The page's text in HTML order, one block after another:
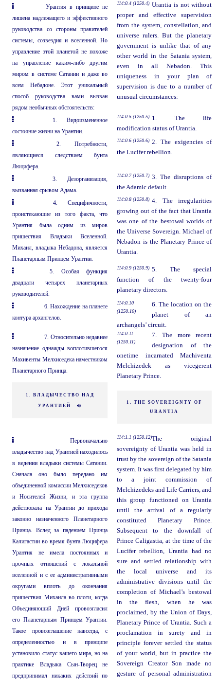
Урантия в принципе не
лишена надлежащего и эффективного
руководства со стороны правителей
системы, созвездия и вселенной. Но
управление этой планетой не похоже
на управление каким-либо другим
миром в системе Сатании и даже во
всем Небадоне. Этот уникальный
способ руководства вами вызван
рядом необычных обстоятельств:
114:0.4 (1250.4) Urantia is not without
proper and effective supervision
from the system, constellation, and
universe rulers. But the planetary
government is unlike that of any
other world in the Satania system,
even in all Nebadon. This
uniqueness in your plan of
supervision is due to a number of
unusual circumstances:
1. Видоизмененное
состояние жизни на Урантии.
114:0.5 (1250.5) 1. The life
modification status of Urantia.
2. Потребности,
являющиеся следствием бунта
Люцифера.
114:0.6 (1250.6) 2. The exigencies of
the Lucifer rebellion.
3. Дезорганизация,
вызванная срывом Адама.
114:0.7 (1250.7) 3. The disruptions of
the Adamic default.
4. Специфичности,
проистекающие из того факта, что
Урантия была одним из миров
пришествия Владыки Вселенной.
Михаил, владыка Небадона, является
Планетарным Принцем Урантии.
114:0.8 (1250.8) 4. The irregularities
growing out of the fact that Urantia
was one of the bestowal worlds of
the Universe Sovereign. Michael of
Nebadon is the Planetary Prince of
Urantia.
5. Особая функция
двадцати четырех планетарных
руководителей.
114:0.9 (1250.9) 5. The special
function of the twenty-four
planetary directors.
6. Нахождение на планете
контура архангелов.
114:0.10
(1250.10)
6. The location on the
planet of an
archangels’ circuit.
7. Относительно недавнее
назначение однажды воплотившегося
Махивенты Мелхиседека наместником
Планетарного Принца.
114:0.11
(1250.11)
7. The more recent
designation of the
onetime incarnated Machiventa
Melchizedek as vicegerent
Planetary Prince.
1. ВЛАДЫЧЕСТВО НАД
УРАНТИЕЙ
1. THE SOVEREIGNTY OF
URANTIA
Первоначально
владычество над Урантией находилось
в ведении владыки системы Сатании.
Сначала оно было передано им
объединенной комиссии Мелхиседеков
и Носителей Жизни, и эта группа
действовала на Урантии до прихода
законно назначенного Планетарного
Принца. Вслед за падением Принца
Калигастии во время бунта Люцифера
Урантия не имела постоянных и
прочных отношений с локальной
вселенной и с ее административными
округами вплоть до окончания
пришествия Михаила во плоти, когда
Объединяющий Дней провозгласил
его Планетарным Принцем Урантии.
Такое провозглашение навсегда, с
определенностью и в принципе
установило статус вашего мира, но на
практике Владыка Сын-Творец не
предпринимал никаких действий по
114:1.1 (1250.12)The original
sovereignty of Urantia was held in
trust by the sovereign of the Satania
system. It was first delegated by him
to a joint commission of
Melchizedeks and Life Carriers, and
this group functioned on Urantia
until the arrival of a regularly
constituted Planetary Prince.
Subsequent to the downfall of
Prince Caligastia, at the time of the
Lucifer rebellion, Urantia had no
sure and settled relationship with
the local universe and its
administrative divisions until the
completion of Michael’s bestowal
in the flesh, when he was
proclaimed, by the Union of Days,
Planetary Prince of Urantia. Such a
proclamation in surety and in
principle forever settled the status
of your world, but in practice the
Sovereign Creator Son made no
gesture of personal administration